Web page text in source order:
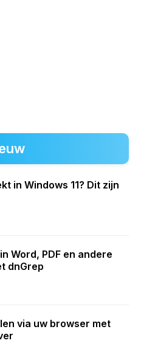
in Windows 11? Dit zijn
Word, PDF en andere
dnGrep
via uw browser met